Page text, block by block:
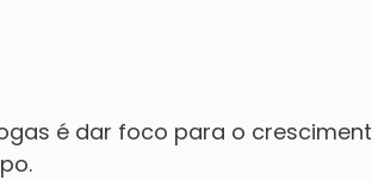
é dar foco para o